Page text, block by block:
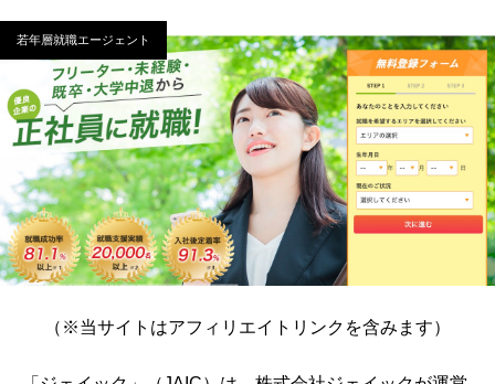
若年層就職エージェント
（※当サイトはアフィリエイトリンクを含みます）